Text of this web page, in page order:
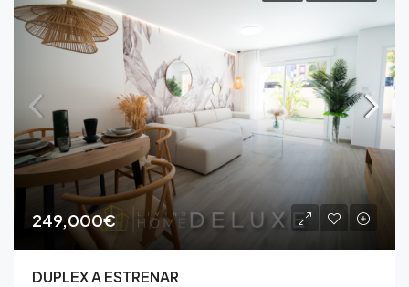
249,000€
DUPLEX A ESTRENAR